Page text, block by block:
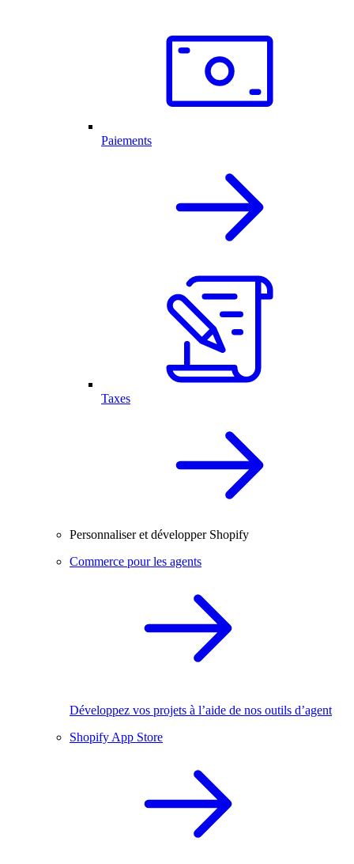
Paiements
Taxes
Personnaliser et développer Shopify
Commerce pour les agents
Développez vos projets à l’aide de nos outils d’agent
Shopify App Store